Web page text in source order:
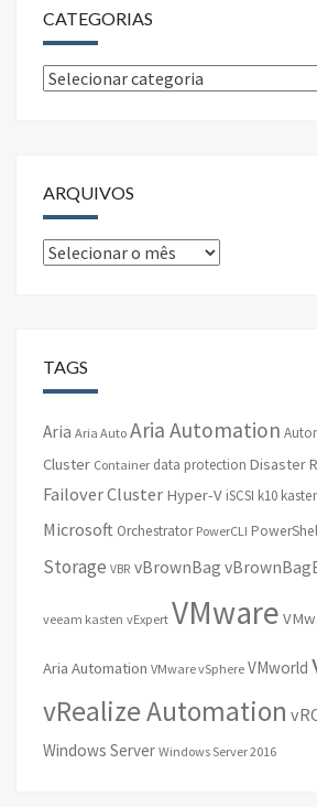
CATEGORIAS
Categorias
ARQUIVOS
Arquivos
TAGS
Aria Aria Auto Aria Automation
Cluster Container data protection Disaster
Failover Cluster Hyper-V iSCSI k10
Microsoft Orchestrator PowerCLI
Storage VBR vBrownBag
veeam kasten vExpert VMware
Aria Automation VMware vSphere VMworld
vRealize Automation
Windows Server Windows Server 2016